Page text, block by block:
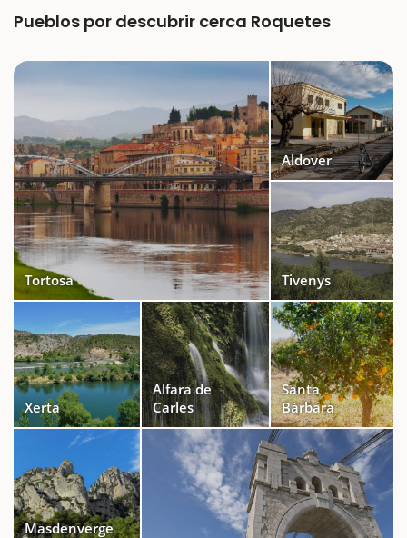
Pueblos por descubrir cerca Roquetes
Tortosa
Aldover
Tivenys
Xerta
Alfara de
Carles
Santa
Bàrbara
Masdenverge